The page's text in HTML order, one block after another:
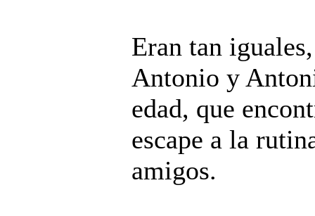
Eran tan
Antonio y
edad, que
escape a la
amigos.